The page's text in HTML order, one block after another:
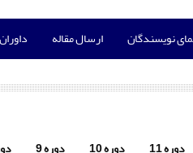
نویسندگان ارسال مقاله داوران
دوره 11 دوره 10 دوره 9